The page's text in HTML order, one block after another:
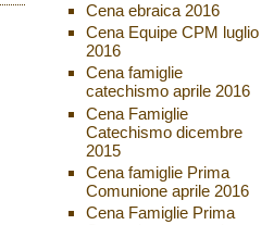
Cena ebraica 2016
Cena Equipe CPM luglio
2016
Cena famiglie
catechismo aprile 2016
Cena Famiglie
Catechismo dicembre
2015
Cena famiglie Prima
Comunione aprile 2016
Cena Famiglie Prima